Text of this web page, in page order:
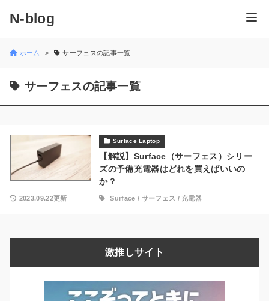
N-blog
ホーム サーフェスの記事一覧
サーフェスの記事一覧
Surface Laptop
【解説】Surface（サーフェス）シリー
ズの予備充電器はどれを買えばいいの
か？
2023.09.22更新 Surface / サーフェス /充電器
激推しサイト